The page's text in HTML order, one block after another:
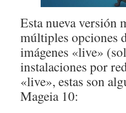
Esta nueva versión
múltiples opciones
imágenes «live»
instalaciones por
«live», estas son
Mageia 10: